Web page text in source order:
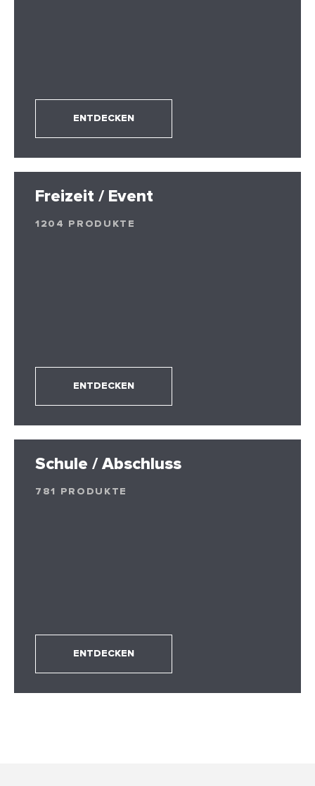
ENTDECKEN
Freizeit / Event
1204 PRODUKTE
ENTDECKEN
Schule / Abschluss
781 PRODUKTE
ENTDECKEN